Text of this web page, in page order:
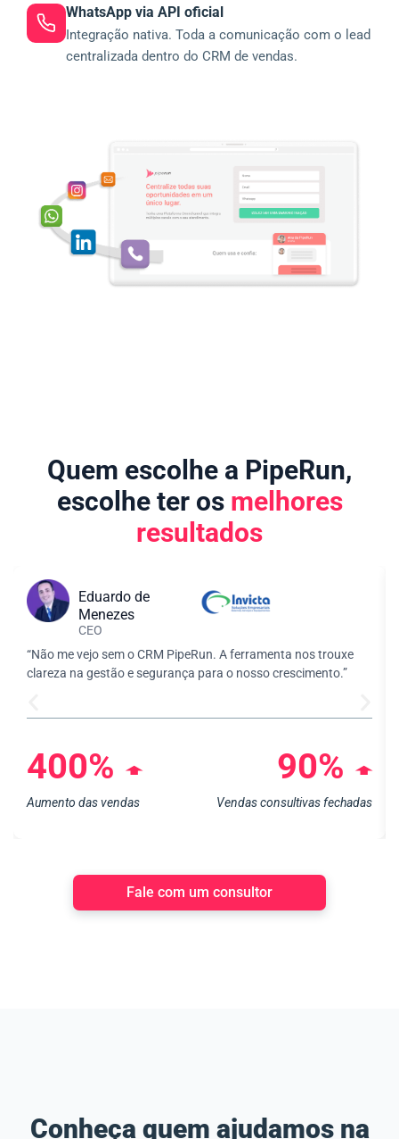
WhatsApp via API oficial
Integração nativa. Toda a comunicação com o lead
centralizada dentro do CRM de vendas.
Quem escolhe a PipeRun,
escolhe ter os melhores
resultados
Eduardo de
Menezes
CEO
“Não me vejo sem o CRM PipeRun. A ferramenta nos trouxe
clareza na gestão e segurança para o nosso crescimento.”
400% ➧
Aumento das vendas
90% ➧
Vendas consultivas fechadas
Fale com um consultor
Conheça quem ajudamos na